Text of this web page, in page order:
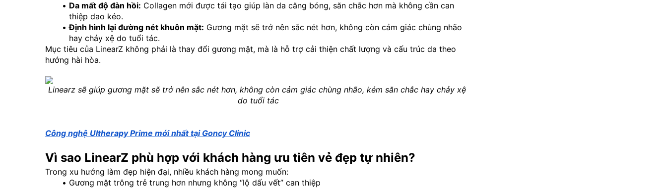
Da mất độ đàn hồi: Collagen mới được tái tạo giúp làn da căng bóng, săn chắc hơn mà không cần can
thiệp dao kéo.
Định hình lại đường nét khuôn mặt: Gương mặt sẽ trở nên sắc nét hơn, không còn cảm giác chùng nhão
hay chảy xệ do tuổi tác.
Mục tiêu của LinearZ không phải là thay đổi gương mặt, mà là hỗ trợ cải thiện chất lượng và cấu trúc da theo
hướng hài hòa.
Linearz sẽ giúp gương mặt sẽ trở nên sắc nét hơn, không còn cảm giác chùng nhão, kém săn chắc hay chảy xệ
do tuổi tác
Công nghệ Ultherapy Prime mới nhất tại Goncy Clinic
Vì sao LinearZ phù hợp với khách hàng ưu tiên vẻ đẹp tự nhiên?
Trong xu hướng làm đẹp hiện đại, nhiều khách hàng mong muốn:
Gương mặt trông trẻ trung hơn nhưng không “lộ dấu vết” can thiệp